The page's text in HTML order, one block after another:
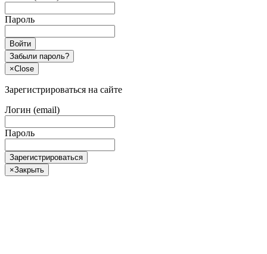
Пароль
Войти
Забыли пароль?
×Close
Зарегистрироваться на сайте
Логин (email)
Пароль
Зарегистрироваться
×Закрыть